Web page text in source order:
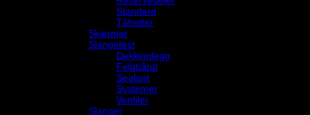
Standard
Tåhetter
Skjermer
Slangeløst
Dekkinnlegg
Felgbånd
Sealant
Systemer
Ventiler
Slanger